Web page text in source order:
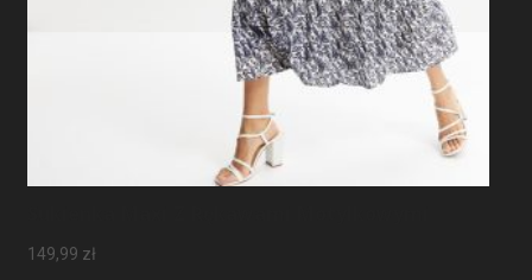
149,99 zł